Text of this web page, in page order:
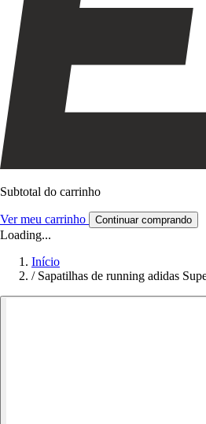
Subtotal do carrinho
Ver meu carrinho Continuar comprando
Loading...
Início
/ Sapatilhas de running adidas